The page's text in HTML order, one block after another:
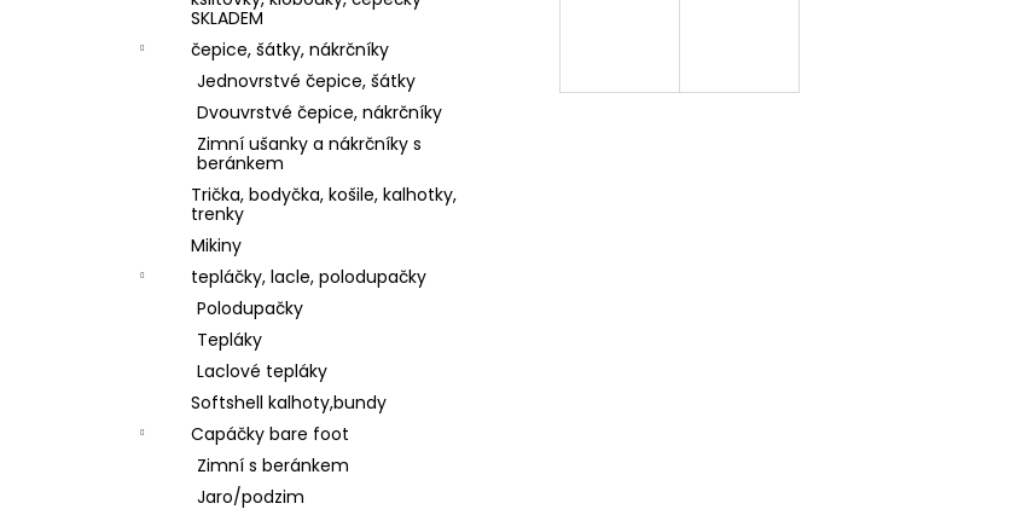
SKLADEM
čepice, šátky, nákrčníky
Jednovrstvé čepice, šátky
Dvouvrstvé čepice, nákrčníky
Zimní ušanky a nákrčníky s
beránkem
Trička, bodyčka, košile, kalhotky,
trenky
Mikiny
tepláčky, lacle, polodupačky
Polodupačky
Tepláky
Laclové tepláky
Softshell kalhoty,bundy
Capáčky bare foot
Zimní s beránkem
Jaro/podzim
1 199 Kč